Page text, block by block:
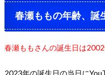
春瀬ももの年齢、誕
春瀬ももさんの誕生日は2002
2023年の誕生日の当日に